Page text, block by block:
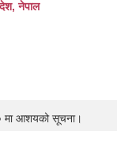
नेपाल
मा आशयको सूचना।